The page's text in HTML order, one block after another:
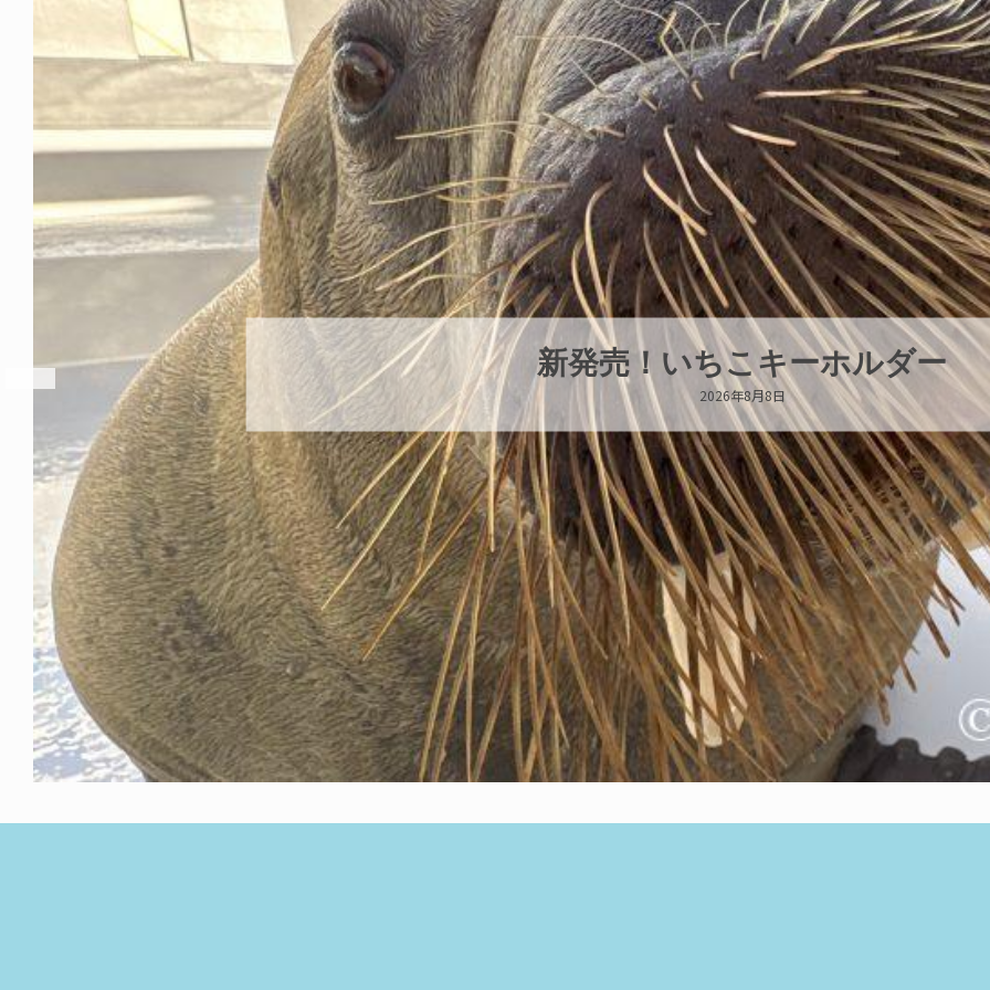
パラオオウムガイが交接していま
2026年8月7日